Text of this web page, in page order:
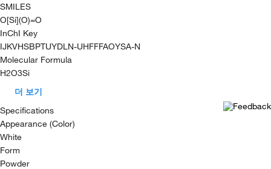
SMILES
O[Si](O)=O
InChI Key
IJKVHSBPTUYDLN-UHFFFAOYSA-N
Molecular Formula
H2O3Si
더 보기
Specifications
Appearance (Color)
White
Form
Powder